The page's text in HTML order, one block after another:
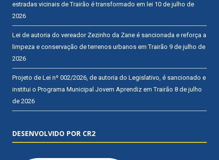
estradas vicinais de Trairão é transformado em lei 10 de julho de
2026
Lei de autoria do vereador Zezinho da Zane é sancionada e reforça a
limpeza e conservação de terrenos urbanos em Trairão 9 de julho de
2026
Projeto de Lei nº 002/2026, de autoria do Legislativo, é sancionado e
institui o Programa Municipal Jovem Aprendiz em Trairão 8 de julho
de 2026
DESENVOLVIDO POR CR2